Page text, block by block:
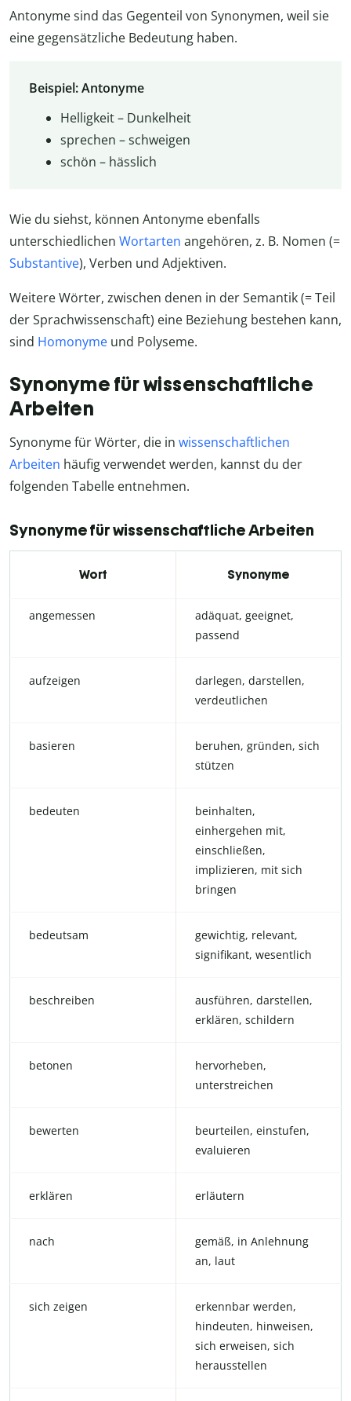
Antonyme sind das Gegenteil von Synonymen, weil sie
eine gegensätzliche Bedeutung haben.
Beispiel: Antonyme
Helligkeit – Dunkelheit
sprechen – schweigen
schön – hässlich
Wie du siehst, können Antonyme ebenfalls
unterschiedlichen Wortarten angehören, z. B. Nomen (=
Substantive), Verben und Adjektiven.
Weitere Wörter, zwischen denen in der Semantik (= Teil
der Sprachwissenschaft) eine Beziehung bestehen kann,
sind Homonyme und Polyseme.
Synonyme für wissenschaftliche
Arbeiten
Synonyme für Wörter, die in wissenschaftlichen
Arbeiten häufig verwendet werden, kannst du der
folgenden Tabelle entnehmen.
Synonyme für wissenschaftliche Arbeiten
Wort Synonyme
angemessen
adäquat, geeignet,
passend
aufzeigen
darlegen, darstellen,
verdeutlichen
basieren
beruhen, gründen, sich
stützen
bedeuten
beinhalten,
einhergehen mit,
einschließen,
implizieren, mit sich
bringen
bedeutsam
gewichtig, relevant,
signifikant, wesentlich
beschreiben
ausführen, darstellen,
erklären, schildern
betonen
hervorheben,
unterstreichen
bewerten
beurteilen, einstufen,
evaluieren
erklären erläutern
nach
gemäß, in Anlehnung
an, laut
sich zeigen
erkennbar werden,
hindeuten, hinweisen,
sich erweisen, sich
herausstellen